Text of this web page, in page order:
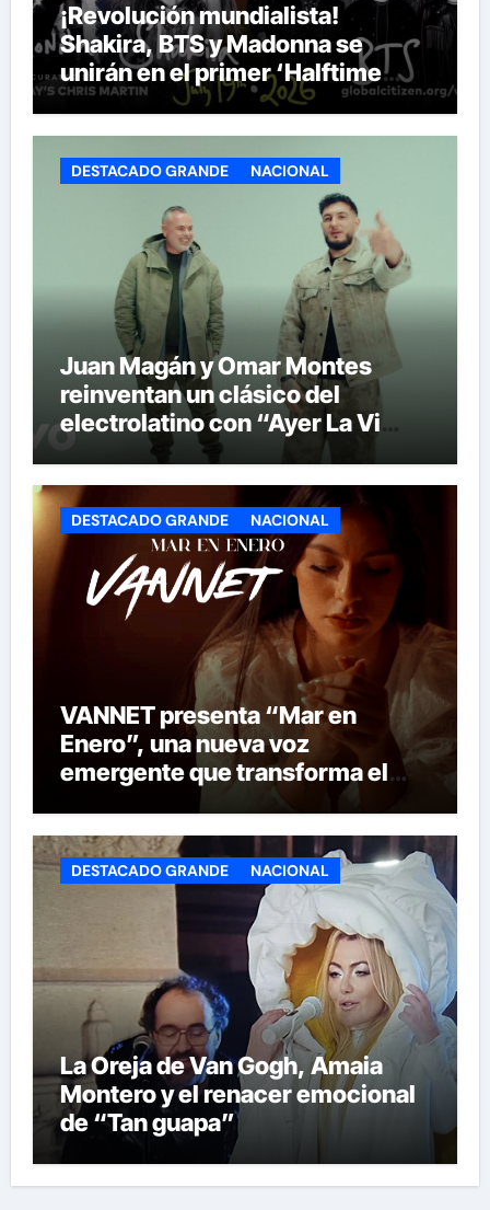
¡Revolución mundialista!
Shakira, BTS y Madonna se
unirán en el primer ‘Halftime
Show’ de la historia del Mundial
DESTACADO GRANDE NACIONAL
Juan Magán y Omar Montes
reinventan un clásico del
electrolatino con “Ayer La Vi
(BPA26)”
DESTACADO GRANDE NACIONAL
VANNET presenta “Mar en
Enero”, una nueva voz
emergente que transforma el
DESTACADO GRANDE NACIONAL
La Oreja de Van Gogh, Amaia
Montero y el renacer emocional
de “Tan guapa”